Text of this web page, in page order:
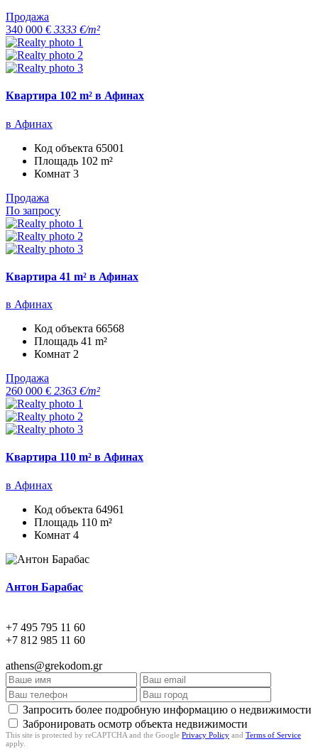
Продажа
340 000 € 3333 €/m²
Квартира 102 m² в Афинах
в Афинах
Код объекта 65001
Площадь 102 m²
Комнат 3
Продажа
По запросу
Квартира 41 m² в Афинах
в Афинах
Код объекта 66568
Площадь 41 m²
Комнат 2
Продажа
260 000 € 2363 €/m²
Квартира 110 m² в Афинах
в Афинах
Код объекта 64961
Площадь 110 m²
Комнат 4
Антон Барабас
+7 495 795 11 60
+7 812 985 11 60
athens@grekodom.gr
Запросить более подробную информацию о недвижимости
Забронировать осмотр объекта недвижимости
This site is protected by reCAPTCHA and the Google Privacy Policy and Terms of Service
apply.